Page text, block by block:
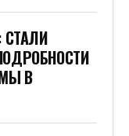
СТАЛИ
В